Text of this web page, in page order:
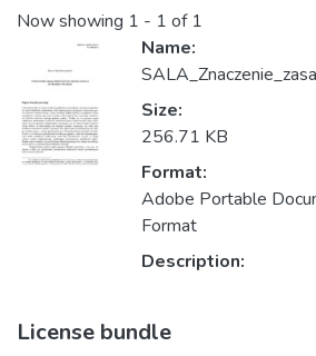
Now showing 1 - 1 of 1
Name:
Size:
256.71 KB
Format:
Adobe Portable
Format
Description:
License bundle